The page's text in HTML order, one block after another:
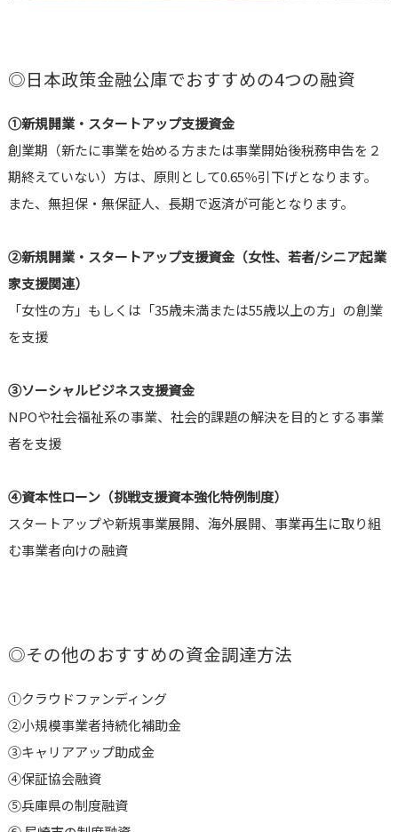
◎日本政策金融公庫でおすすめの4つの融資
①新規開業・スタートアップ支援資金
創業期（新たに事業を始める方または事業開始後税務申告を２
期終えていない）方は、原則として0.65％引下げとなります。
また、無担保・無保証人、長期で返済が可能となります。
②新規開業・スタートアップ支援資金（女性、若者/シニア起業
家支援関連）
「女性の方」もしくは「35歳未満または55歳以上の方」の創業
を支援
③ソーシャルビジネス支援資金
NPOや社会福祉系の事業、社会的課題の解決を目的とする事業
者を支援
④資本性ローン（挑戦支援資本強化特例制度）
スタートアップや新規事業展開、海外展開、事業再生に取り組
む事業者向けの融資
◎その他のおすすめの資金調達方法
①クラウドファンディング
②小規模事業者持続化補助金
③キャリアアップ助成金
④保証協会融資
⑤兵庫県の制度融資